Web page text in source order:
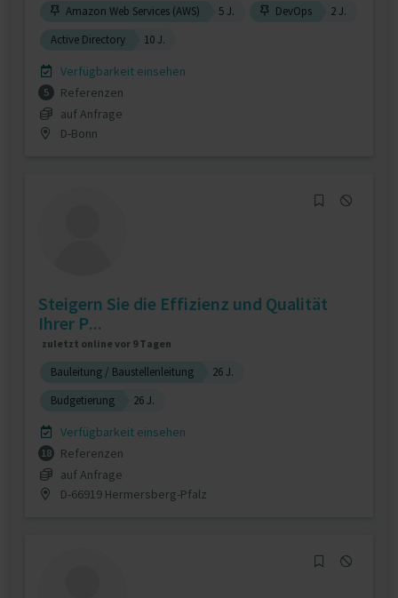
Amazon Web Services (AWS)
5 J. DevOps
2 J.
Active Directory
10 J.
Verfügbarkeit einsehen
5
Referenzen
auf Anfrage
D-Bonn
Steigern Sie die Effizienz und Qualität
Ihrer P...
zuletzt online vor 9 Tagen
Bauleitung / Baustellenleitung
26 J.
Budgetierung
26 J.
Verfügbarkeit einsehen
18
Referenzen
auf Anfrage
D-66919 Hermersberg-Pfalz